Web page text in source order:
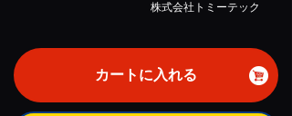
株式会社トミーテック
カートに入れる